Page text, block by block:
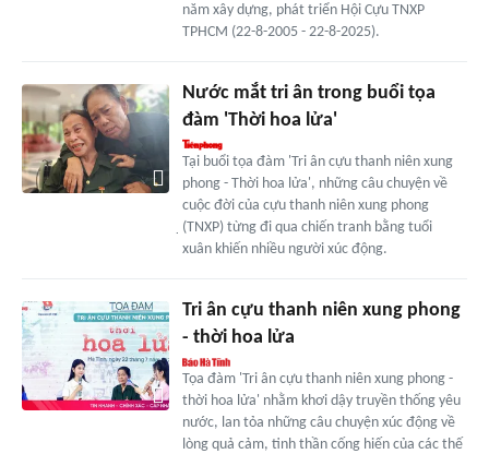
năm xây dựng, phát triển Hội Cựu TNXP
TPHCM (22-8-2005 - 22-8-2025).
Nước mắt tri ân trong buổi tọa
đàm 'Thời hoa lửa'
Tại buổi tọa đàm 'Tri ân cựu thanh niên xung
phong - Thời hoa lửa', những câu chuyện về
cuộc đời của cựu thanh niên xung phong
̣(TNXP) từng đi qua chiến tranh bằng tuổi
xuân khiến nhiều người xúc động.
Tri ân cựu thanh niên xung phong
- thời hoa lửa
Tọa đàm 'Tri ân cựu thanh niên xung phong -
thời hoa lửa' nhằm khơi dậy truyền thống yêu
nước, lan tỏa những câu chuyện xúc động về
lòng quả cảm, tinh thần cống hiến của các thế